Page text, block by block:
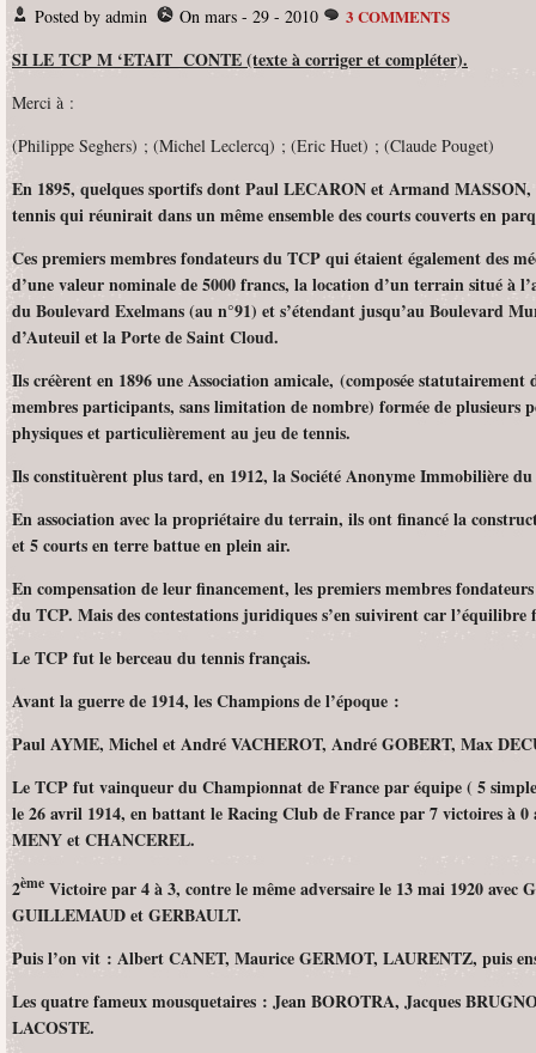
Posted by admin On mars - 29 - 2010 3 COMMENTS
SI LE TCP M ‘ETAIT CONTE (texte à corriger et compléter).
Merci à :
(Philippe Seghers) ; (Michel Leclercq) ; (Eric Huet) ; (Claude Pouget)
En 1895, quelques sportifs dont Paul LECARON et Armand MASSON,
tennis qui réunirait dans un même ensemble des courts couverts en
Ces premiers membres fondateurs du TCP qui étaient également des
d’une valeur nominale de 5000 francs, la location d’un terrain situé à
du Boulevard Exelmans (au n°91) et s’étendant jusqu’au Boulevard
d’Auteuil et la Porte de Saint Cloud.
Ils créèrent en 1896 une Association amicale, (composée statutairement
membres participants, sans limitation de nombre) formée de plusieurs
physiques et particulièrement au jeu de tennis.
Ils constituèrent plus tard, en 1912, la Société Anonyme Immobilière
En association avec la propriétaire du terrain, ils ont financé la
et 5 courts en terre battue en plein air.
En compensation de leur financement, les premiers membres
du TCP. Mais des contestations juridiques s’en suivirent car
Le TCP fut le berceau du tennis français.
Avant la guerre de 1914, les Champions de l’époque :
Paul AYME, Michel et André VACHEROT, André GOBERT, Max
Le TCP fut vainqueur du Championnat de France par équipe ( 5
le 26 avril 1914, en battant le Racing Club de France par 7 victoires à
MENY et CHANCEREL.
2ème Victoire par 4 à 3, contre le même adversaire le 13 mai 1920 avec
GUILLEMAUD et GERBAULT.
Puis l’on vit : Albert CANET, Maurice GERMOT, LAURENTZ, puis
Les quatre fameux mousquetaires : Jean BOROTRA, Jacques
LACOSTE.